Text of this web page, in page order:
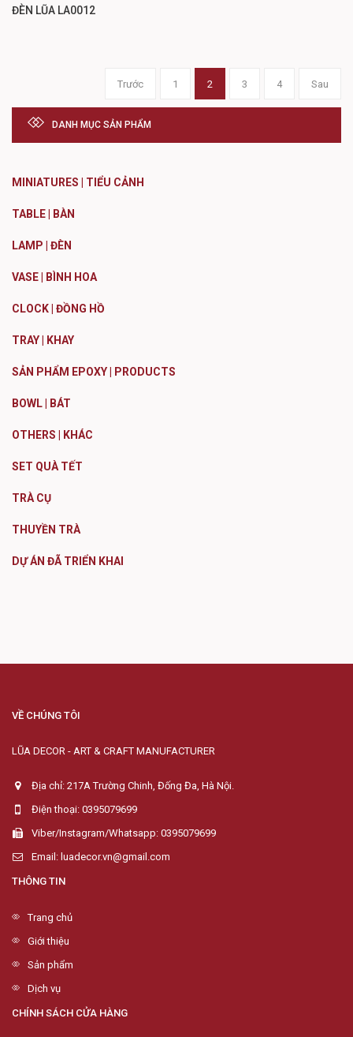
DANH MỤC SẢN PHẨM
MINIATURES | TIỂU CẢNH
TABLE | BÀN
LAMP | ĐÈN
VASE | BÌNH HOA
CLOCK | ĐỒNG HỒ
TRAY | KHAY
SẢN PHẨM EPOXY | PRODUCTS
BOWL | BÁT
OTHERS | KHÁC
SET QUÀ TẾT
TRÀ CỤ
THUYỀN TRÀ
DỰ ÁN ĐÃ TRIỂN KHAI
ĐÈN LŨA LA0012
Trước 1 2 3 4 Sau
VỀ CHÚNG TÔI
LŨA DECOR - ART & CRAFT MANUFACTURER
Địa chỉ: 217A Trường Chinh, Đống Đa, Hà Nội.
Điện thoại: 0395079699
Viber/Instagram/Whatsapp: 0395079699
Email: luadecor.vn@gmail.com
THÔNG TIN
Trang chủ
Giới thiệu
Sản phẩm
Dịch vụ
CHÍNH SÁCH CỬA HÀNG